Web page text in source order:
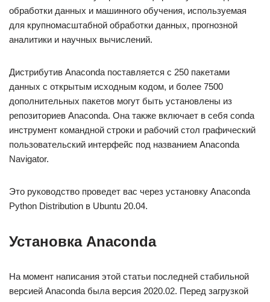
обработки данных и машинного обучения, используемая
для крупномасштабной обработки данных, прогнозной
аналитики и научных вычислений.
Дистрибутив Anaconda поставляется с 250 пакетами
данных с открытым исходным кодом, и более 7500
дополнительных пакетов могут быть установлены из
репозиториев Anaconda. Она также включает в себя conda
инструмент командной строки и рабочий стол графический
пользовательский интерфейс под названием Anaconda
Navigator.
Это руководство проведет вас через установку Anaconda
Python Distribution в Ubuntu 20.04.
Установка Anaconda
На момент написания этой статьи последней стабильной
версией Anaconda была версия 2020.02. Перед загрузкой